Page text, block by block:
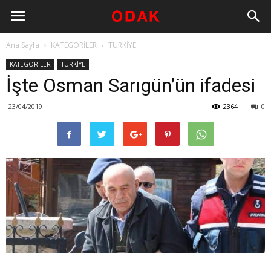
Ana Sayfa KATEGORİLER TÜRKİYE
KATEGORİLER TÜRKİYE
İşte Osman Sarıgün’ün ifadesi
23/04/2019 0
2364